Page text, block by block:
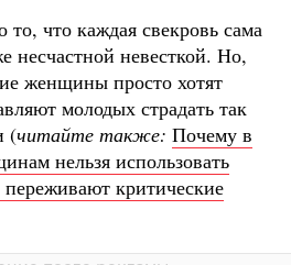
что каждая свекровь сама
несчастной невесткой. Но,
женщины просто хотят
молодых страдать так
(читайте также: Почему в
нельзя использовать
критические